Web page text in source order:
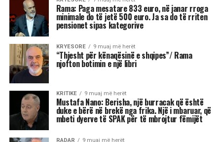
të jashtëzakonshme dhe këtë javë yjet nuk
premtojnë qetësi! Në studion e “Rudina” në Tv
Klan, astrologia Meri Shehu bëri parashikimin
për 12 shenjat e horoskopit, duke e quajtur këtë
periudhë një “pikë kthese” në shumë aspekte të
jetës. Me Diellin që ka hyrë në shenjën e
Peshores dhe Marsin që po futet në Akrep,
universi na fton të kërkojmë ekuilibër, të
rigjejmë veten dhe të marrim vendime që do të
na ndikojnë për muaj me radhë.